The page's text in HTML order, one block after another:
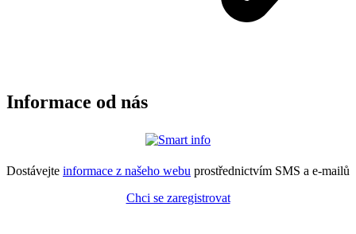
Informace od nás
Dostávejte informace z našeho webu prostřednictvím SMS a e-mailů
Chci se zaregistrovat